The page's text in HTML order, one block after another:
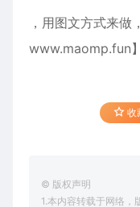
，用图文方式来
www.maomp.fun】
收
© 版权声明
1.本内容转载于网络，